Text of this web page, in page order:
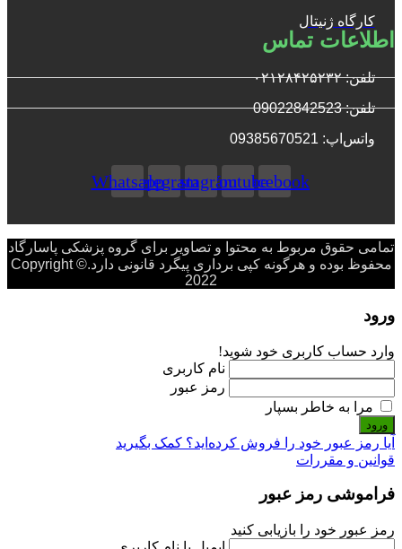
کارگاه ژنیتال
اطلاعات تماس
تلفن: ۰۲۱۲۸۴۲۵۲۳۲
تلفن: 09022842523
واتس‌‌اپ: 09385670521
Facebook
Youtube
Instagram
Telegram
Whatsapp
تمامی حقوق مربوط به محتوا و تصاویر برای گروه پزشکی پاسارگاد
محفوظ بوده و هرگونه کپی برداری پیگرد قانونی دارد.Copyright ©
2022
ورود
وارد حساب کاربری خود شوید!
نام کاربری
رمز عبور
مرا به خاطر بسپار
ورود
آیا رمز عبور خود را فروش کرده‌اید؟ کمک بگیرید
قوانین و مقررات
فراموشی رمز عبور
رمز عبور خود را بازیابی کنید